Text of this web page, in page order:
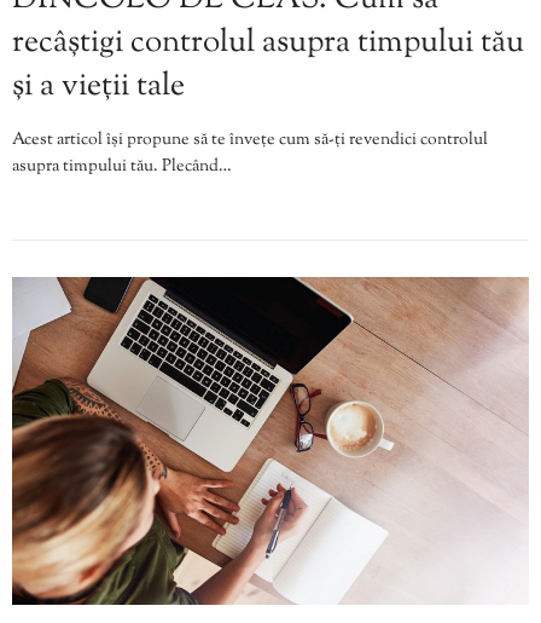
recâștigi controlul asupra timpului tău
și a vieții tale
Acest articol își propune să te învețe cum să-ți revendici controlul
asupra timpului tău. Plecând…